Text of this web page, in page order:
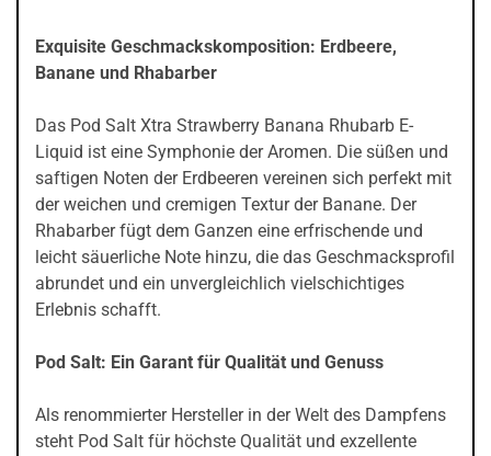
Exquisite Geschmackskomposition: Erdbeere,
Banane und Rhabarber
Das Pod Salt Xtra Strawberry Banana Rhubarb E-
Liquid ist eine Symphonie der Aromen. Die süßen und
saftigen Noten der Erdbeeren vereinen sich perfekt mit
der weichen und cremigen Textur der Banane. Der
Rhabarber fügt dem Ganzen eine erfrischende und
leicht säuerliche Note hinzu, die das Geschmacksprofil
abrundet und ein unvergleichlich vielschichtiges
Erlebnis schafft.
Pod Salt: Ein Garant für Qualität und Genuss
Als renommierter Hersteller in der Welt des Dampfens
steht Pod Salt für höchste Qualität und exzellente